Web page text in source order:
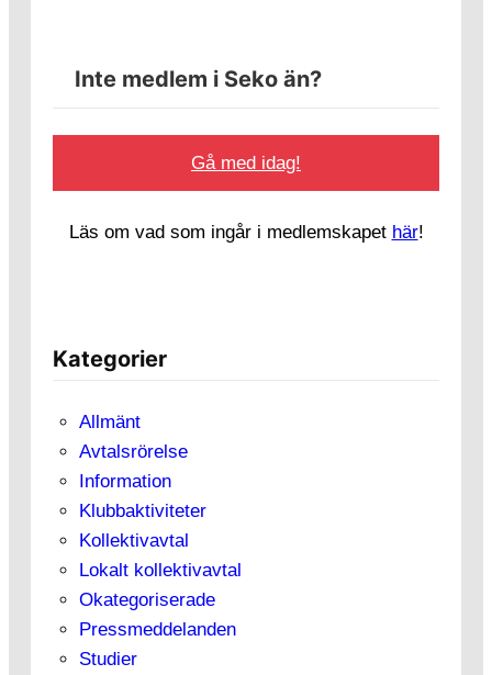
Inte medlem i Seko än?
Gå med idag!
Läs om vad som ingår i medlemskapet här!
Kategorier
Allmänt
Avtalsrörelse
Information
Klubbaktiviteter
Kollektivavtal
Lokalt kollektivavtal
Okategoriserade
Pressmeddelanden
Studier